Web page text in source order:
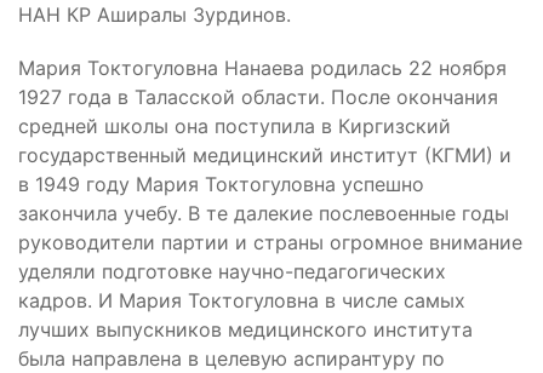
НАН КР Аширалы Зурдинов.
Мария Токтогуловна Нанаева родилась 22 ноября
1927 года в Таласской области. После окончания
средней школы она поступила в Киргизский
государственный медицинский институт (КГМИ) и
в 1949 году Мария Токтогуловна успешно
закончила учебу. В те далекие послевоенные годы
руководители партии и страны огромное внимание
уделяли подготовке научно-педагогических
кадров. И Мария Токтогуловна в числе самых
лучших выпускников медицинского института
была направлена в целевую аспирантуру по